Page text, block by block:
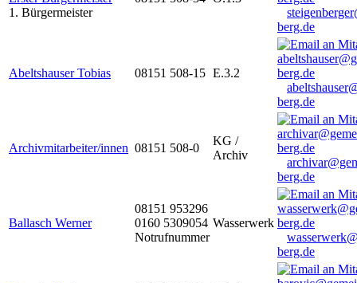
1. Bürgermeister
berg.de
Abeltshauser Tobias 08151 508-15 E.3.2
berg.de
Archivmitarbeiter/innen 08151 508-0
KG /
Archiv
berg.de
Ballasch Werner
08151 953296
0160 5309054
Notrufnummer
Wasserwerk
berg.de